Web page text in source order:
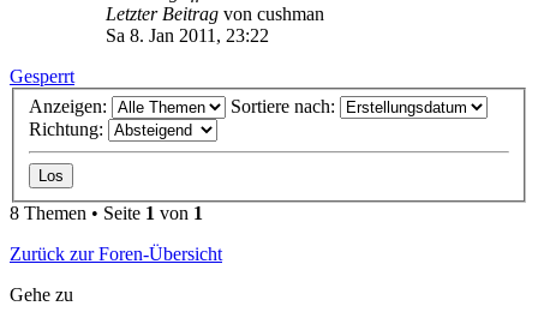
Letzter Beitrag von cushman
Sa 8. Jan 2011, 23:22
Gesperrt
Anzeigen:
Sortiere nach:
Richtung:
8 Themen • Seite 1 von 1
Zurück zur Foren-Übersicht
Gehe zu